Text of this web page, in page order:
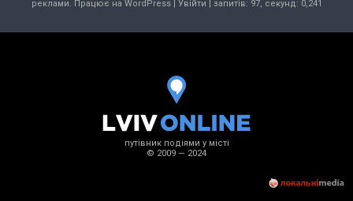
реклами. Працює на WordPress| Увійти | запитів: 97, секунд: 0,241
путівник подіями у місті
© 2009 — 2024